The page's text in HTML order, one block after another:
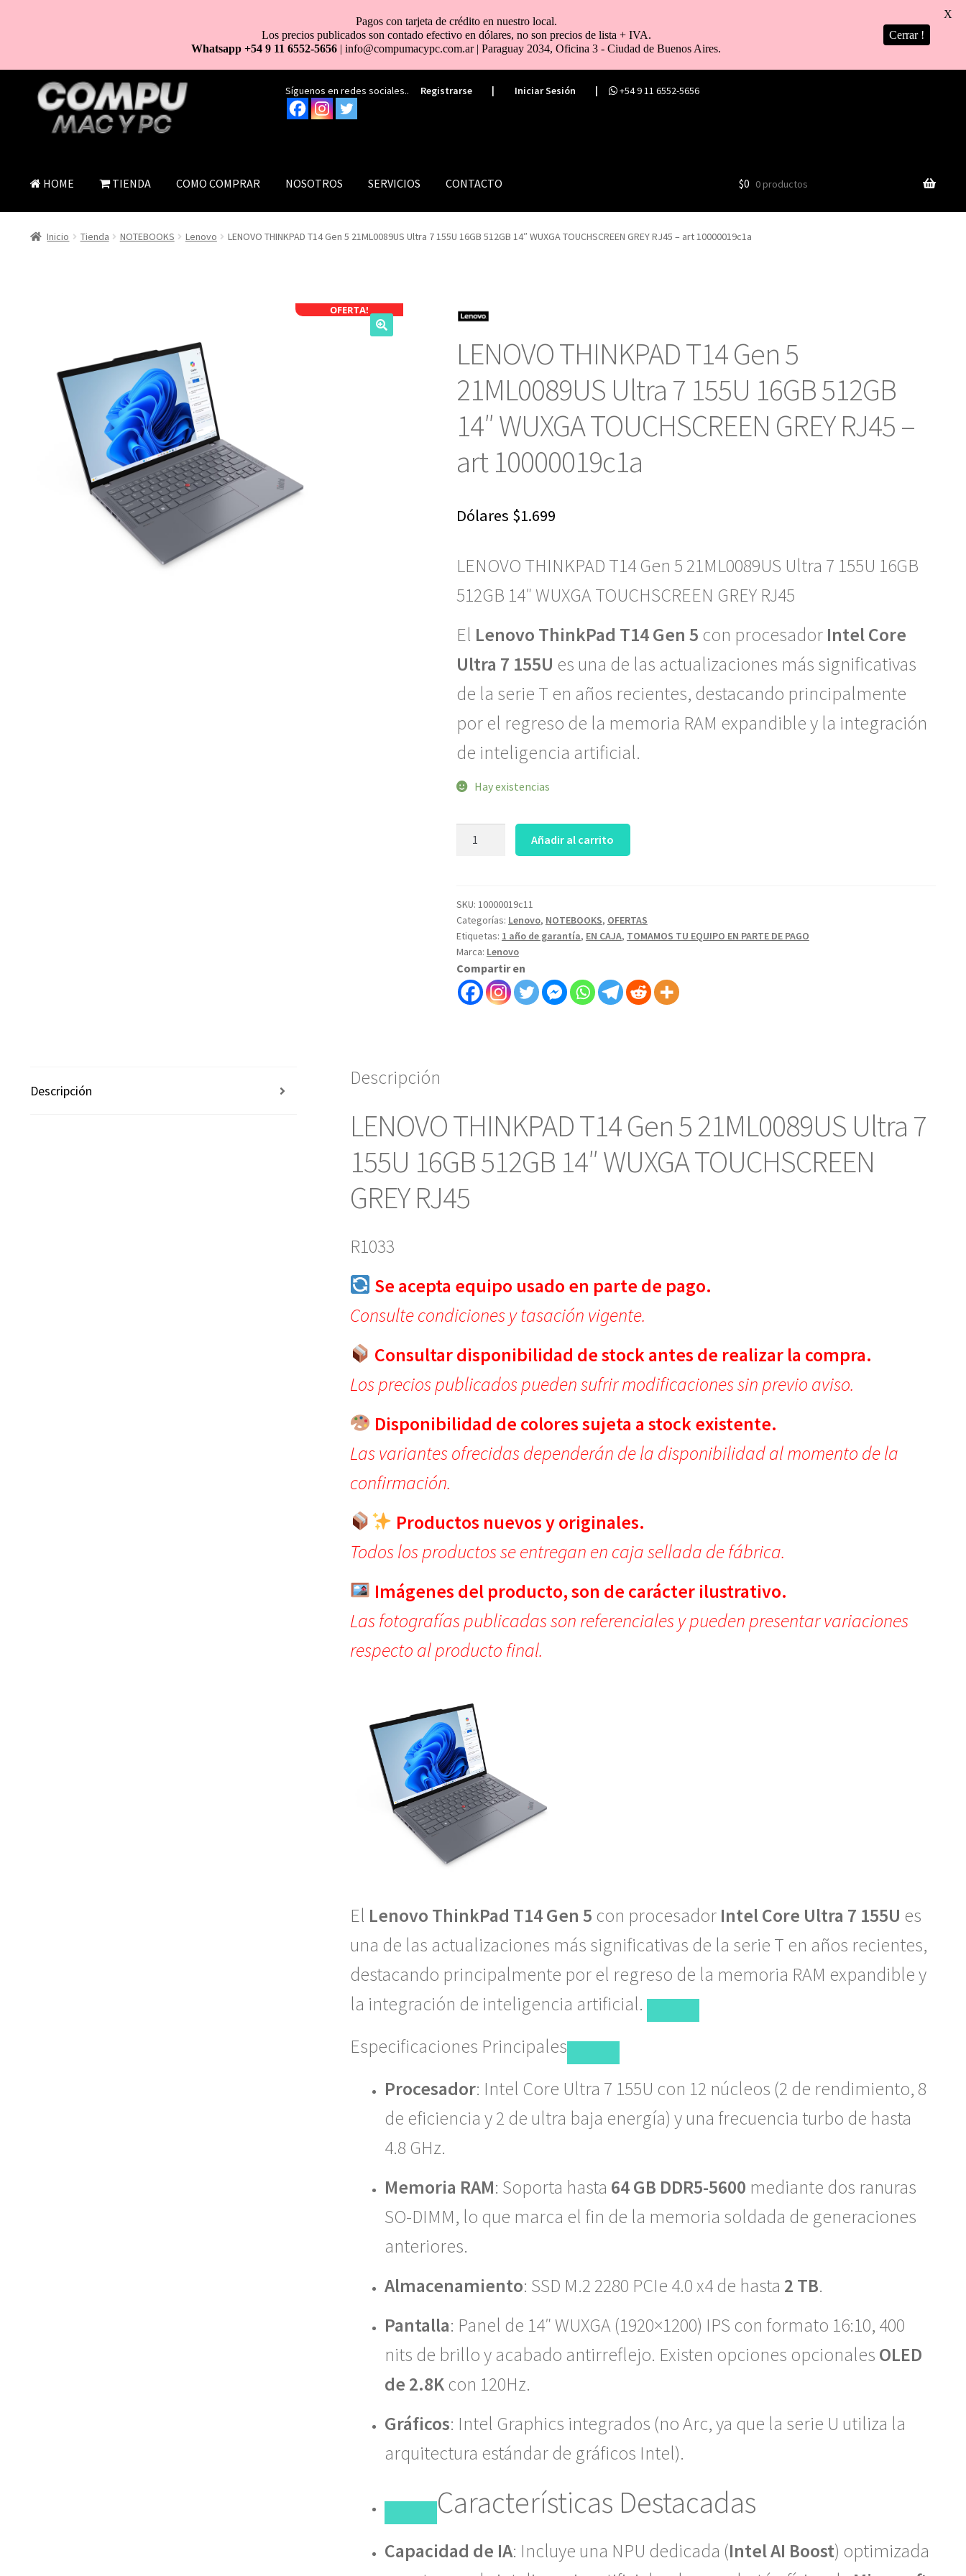
navegación
al
contenido
Síguenos en redes sociales.. Registrarse | Iniciar Sesión | +54 9 11 6552-5656
HOME TIENDA COMO COMPRAR NOSOTROS SERVICIOS CONTACTO $0 0 productos
Inicio Tienda NOTEBOOKS Lenovo LENOVO THINKPAD T14 Gen 5 21ML0089US Ultra 7 155U 16GB 512GB 14″ WUXGA TOUCHSCREEN GREY RJ45 – art 10000019c1a
OFERTA!
LENOVO THINKPAD T14 Gen 5
21ML0089US Ultra 7 155U 16GB 512GB
14″ WUXGA TOUCHSCREEN GREY RJ45 –
art 10000019c1a
Dólares $1.699
LENOVO THINKPAD T14 Gen 5 21ML0089US Ultra 7 155U 16GB
512GB 14″ WUXGA TOUCHSCREEN GREY RJ45
El Lenovo ThinkPad T14 Gen 5 con procesador Intel Core
Ultra 7 155U es una de las actualizaciones más significativas
de la serie T en años recientes, destacando principalmente
por el regreso de la memoria RAM expandible y la integración
de inteligencia artificial.
Hay existencias
5
21ML0089US
Ultra
7
155U
16GB
-
art
10000019c1a
cantidad
Añadir al carrito
SKU: 10000019c11
Categorías: Lenovo, NOTEBOOKS, OFERTAS
Etiquetas: 1 año de garantía, EN CAJA, TOMAMOS TU EQUIPO EN PARTE DE PAGO
Marca: Lenovo
Compartir en
Descripción
Descripción
LENOVO THINKPAD T14 Gen 5 21ML0089US Ultra 7
155U 16GB 512GB 14″ WUXGA TOUCHSCREEN
GREY RJ45
R1033
Se acepta equipo usado en parte de pago.
Consulte condiciones y tasación vigente.
Consultar disponibilidad de stock antes de realizar la compra.
Los precios publicados pueden sufrir modificaciones sin previo aviso.
Disponibilidad de colores sujeta a stock existente.
Las variantes ofrecidas dependerán de la disponibilidad al momento de la
confirmación.
Productos nuevos y originales.
Todos los productos se entregan en caja sellada de fábrica.
Imágenes del producto, son de carácter ilustrativo.
Las fotografías publicadas son referenciales y pueden presentar variaciones
respecto al producto final.
El Lenovo ThinkPad T14 Gen 5 con procesador Intel Core Ultra 7 155U es
una de las actualizaciones más significativas de la serie T en años recientes,
destacando principalmente por el regreso de la memoria RAM expandible y
la integración de inteligencia artificial.
Especificaciones Principales
Procesador: Intel Core Ultra 7 155U con 12 núcleos (2 de rendimiento, 8
de eficiencia y 2 de ultra baja energía) y una frecuencia turbo de hasta
4.8 GHz.
Memoria RAM: Soporta hasta 64 GB DDR5-5600 mediante dos ranuras
SO-DIMM, lo que marca el fin de la memoria soldada de generaciones
anteriores.
Almacenamiento: SSD M.2 2280 PCIe 4.0 x4 de hasta 2 TB.
Pantalla: Panel de 14″ WUXGA (1920×1200) IPS con formato 16:10, 400
nits de brillo y acabado antirreflejo. Existen opciones opcionales OLED
de 2.8Kcon 120Hz.
Gráficos: Intel Graphics integrados (no Arc, ya que la serie U utiliza la
arquitectura estándar de gráficos Intel).
Características Destacadas
Capacidad de IA: Incluye una NPU dedicada (Intel AI Boost) optimizada
Pagos con tarjeta de crédito en nuestro local.
Los precios publicados son contado efectivo en dólares, no son precios de lista + IVA.
Whatsapp +54 9 11 6552-5656 | info@compumacypc.com.ar | Paraguay 2034, Oficina 3 - Ciudad de Buenos Aires.
Cerrar !
X